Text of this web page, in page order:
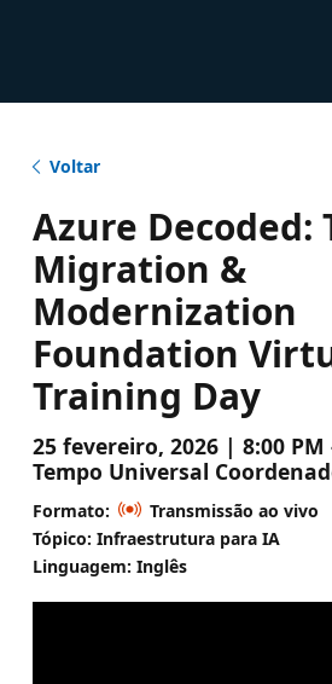
Voltar
Azure Decoded:
Migration &
Modernization
Foundation
Training Day
25 fevereiro, 2026 | 8:00 PM
Tempo Universal
Formato:
Transmissão ao vivo
Tópico: Infraestrutura para IA
Linguagem: Inglês